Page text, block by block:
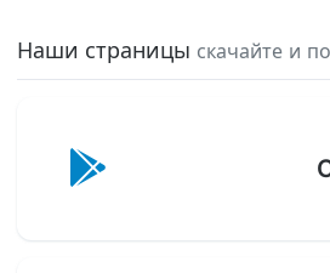
Наши страницы скачайте и